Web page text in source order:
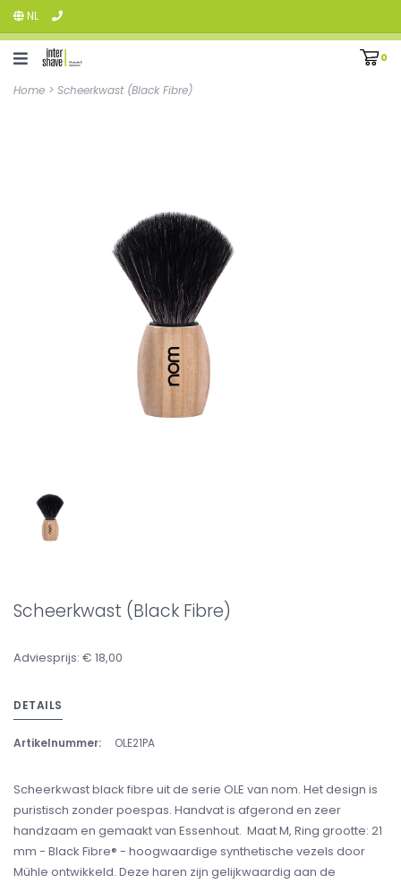
NL
0
Home > Scheerkwast (Black Fibre)
Scheerkwast (Black Fibre)
Adviesprijs: € 18,00
DETAILS
Artikelnummer: OLE21PA
Scheerkwast black fibre uit de serie OLE van nom. Het design is
puristisch zonder poespas. Handvat is afgerond en zeer
handzaam en gemaakt van Essenhout. Maat M, Ring grootte: 21
mm - Black Fibre® - hoogwaardige synthetische vezels door
Mühle ontwikkeld. Deze haren zijn gelijkwaardig aan de